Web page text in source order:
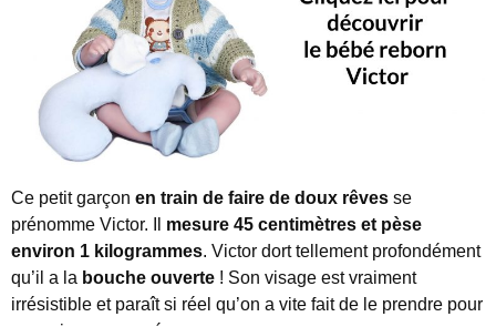
Ce petit garçon en train de faire de doux rêves se
prénomme Victor. Il mesure 45 centimètres et pèse
environ 1 kilogrammes. Victor dort tellement profondément
qu’il a la bouche ouverte ! Son visage est vraiment
irrésistible et paraît si réel qu’on a vite fait de le prendre pour